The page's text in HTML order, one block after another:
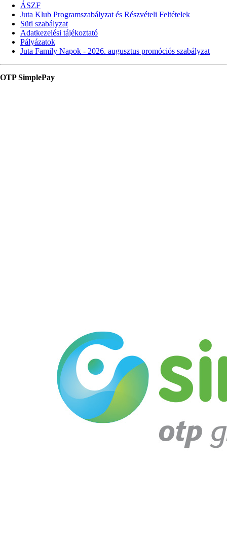
ÁSZF
Juta Klub Programszabályzat és Részvételi Feltételek
Süti szabályzat
Adatkezelési tájékoztató
Pályázatok
Juta Family Napok - 2026. augusztus promóciós szabályzat
OTP SimplePay